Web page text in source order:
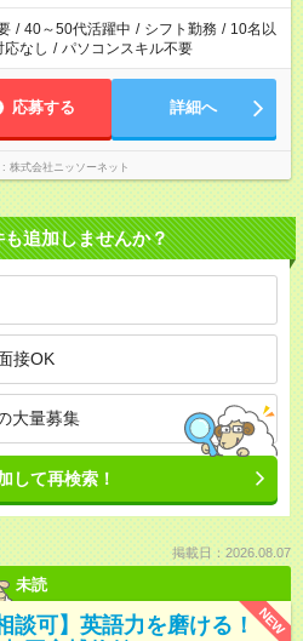
/ 40～50代活躍中 / シフト勤務 / 10名以
応なし / パソコンスキル不要
応募する 詳細へ
株式会社ニッソーネット
追加しませんか？
接OK
大量募集
して再検索！
掲載日：2026.08.07
未読
NEW
談可】英語力を磨ける！